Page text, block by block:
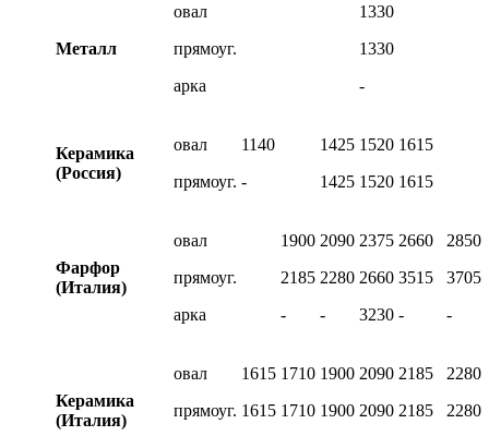
Металл
овал
прямоуг.
арка
1330
1330
-
Керамика
(Россия)
овал
прямоуг.
1140
-
1425
1425
1520
1520
1615
1615
Фарфор
(Италия)
овал
прямоуг.
арка
1900
2185
-
2090
2280
-
2375
2660
3230
2660
3515
-
2850
3705
-
Керамика
(Италия)
овал
прямоуг.
1615
1615
1710
1710
1900
1900
2090
2090
2185
2185
2280
2280